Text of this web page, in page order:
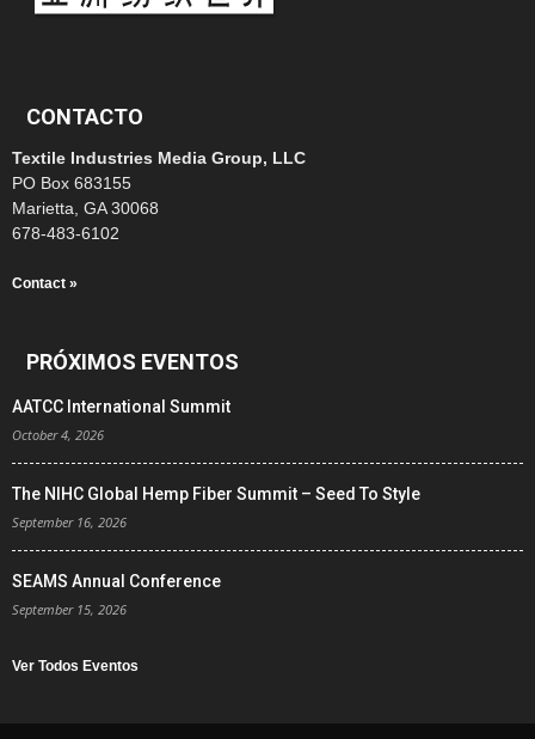
CONTACTO
Textile Industries Media Group, LLC
PO Box 683155
Marietta, GA 30068
678-483-6102
Contact »
PRÓXIMOS EVENTOS
AATCC International Summit
October 4, 2026
The NIHC Global Hemp Fiber Summit – Seed To Style
September 16, 2026
SEAMS Annual Conference
September 15, 2026
Ver Todos Eventos